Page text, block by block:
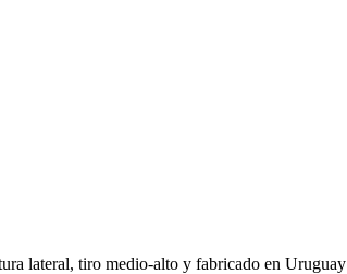
lateral, tiro medio-alto y fabricado en Uruguay